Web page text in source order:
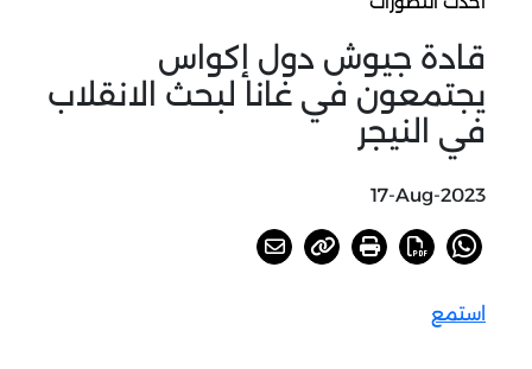
قادة جيوش دول إكواس
يجتمعون في غانا لبحث الانقلاب
في النيجر
17-Aug-2023
استمع